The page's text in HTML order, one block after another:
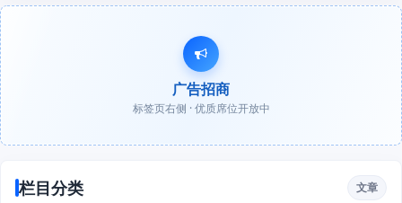
广告招商
标签页右侧 · 优质席位开放中
栏目分类 文章